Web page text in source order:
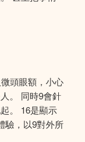
頭眼額，小心
。 同時9會針
。 16是顯示
驗，以9對外所